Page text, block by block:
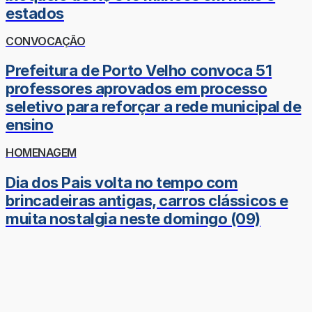
estados
CONVOCAÇÃO
Prefeitura de Porto Velho convoca 51
professores aprovados em processo
seletivo para reforçar a rede municipal de
ensino
HOMENAGEM
Dia dos Pais volta no tempo com
brincadeiras antigas, carros clássicos e
muita nostalgia neste domingo (09)